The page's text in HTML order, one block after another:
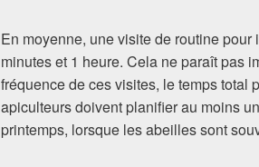
En moyenne, une visite de routine
minutes et 1 heure. Cela ne paraît pas
fréquence de ces visites, le temps total
apiculteurs doivent planifier au moins
printemps, lorsque les abeilles sont